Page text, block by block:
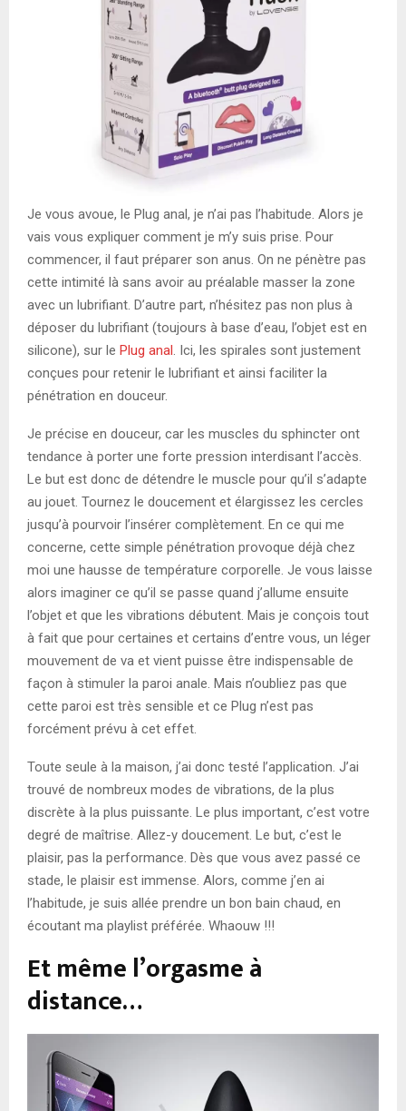
Je vous avoue, le Plug anal, je n’ai pas l’habitude. Alors je
vais vous expliquer comment je m’y suis prise. Pour
commencer, il faut préparer son anus. On ne pénètre pas
cette intimité là sans avoir au préalable masser la zone
avec un lubrifiant. D’autre part, n’hésitez pas non plus à
déposer du lubrifiant (toujours à base d’eau, l’objet est en
silicone), sur le Plug anal. Ici, les spirales sont justement
conçues pour retenir le lubrifiant et ainsi faciliter la
pénétration en douceur.
Je précise en douceur, car les muscles du sphincter ont
tendance à porter une forte pression interdisant l’accès.
Le but est donc de détendre le muscle pour qu’il s’adapte
au jouet. Tournez le doucement et élargissez les cercles
jusqu’à pourvoir l’insérer complètement. En ce qui me
concerne, cette simple pénétration provoque déjà chez
moi une hausse de température corporelle. Je vous laisse
alors imaginer ce qu’il se passe quand j’allume ensuite
l’objet et que les vibrations débutent. Mais je conçois tout
à fait que pour certaines et certains d’entre vous, un léger
mouvement de va et vient puisse être indispensable de
façon à stimuler la paroi anale. Mais n’oubliez pas que
cette paroi est très sensible et ce Plug n’est pas
forcément prévu à cet effet.
Toute seule à la maison, j’ai donc testé l’application. J’ai
trouvé de nombreux modes de vibrations, de la plus
discrète à la plus puissante. Le plus important, c’est votre
degré de maîtrise. Allez-y doucement. Le but, c’est le
plaisir, pas la performance. Dès que vous avez passé ce
stade, le plaisir est immense. Alors, comme j’en ai
l’habitude, je suis allée prendre un bon bain chaud, en
écoutant ma playlist préférée. Whaouw !!!
Et même l’orgasme à
distance…